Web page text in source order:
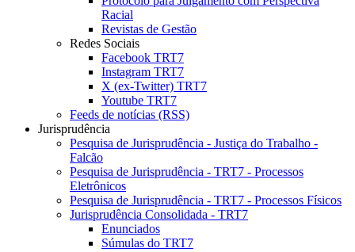
Racial
Revistas de Gestão
Redes Sociais
Facebook TRT7
Instagram TRT7
X (ex-Twitter) TRT7
Youtube TRT7
Feeds de notícias (RSS)
Jurisprudência
Pesquisa de Jurisprudência - Justiça do Trabalho -
Falcão
Pesquisa de Jurisprudência - TRT7 - Processos
Eletrônicos
Pesquisa de Jurisprudência - TRT7 - Processos Físicos
Jurisprudência Consolidada - TRT7
Enunciados
Súmulas do TRT7